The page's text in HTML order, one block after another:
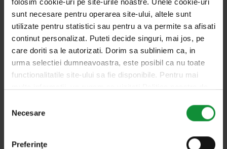
folosim cookie-uri pe site-urile noastre. Unele cookie-uri
sunt necesare pentru operarea site-ului, altele sunt
utilizate pentru statistici sau pentru a va permite sa afisati
continut personalizat. Puteti decide singuri, mai jos, pe
care doriti sa le autorizati. Dorim sa subliniem ca, in
urma selectiei dumneavoastra, este posibil ca nu toate
functionalitatile site-ului sa fie disponibile. Pentru mai
consimțământului
Necesare
Preferinţe
amesteca bine.
Într-un bol mare, combinați legumele tăiate cu
usturoiul zdrobit. Dacă alegeți să includeți ouăle
fierte și tonul, adăugați-le acum, tăind ouăle în
Într-un bol mic, amestecați uleiul de măsline cu
Bateți bine pentru a emulsiona dressingul.